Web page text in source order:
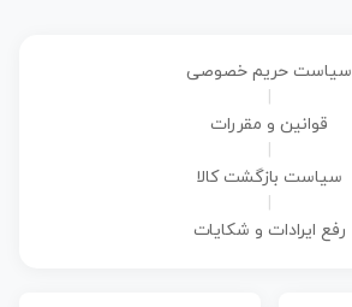
سیاست حریم خصوصی
قوانین و مقررات
سیاست بازگشت کالا
رفع ایرادات و شکایات